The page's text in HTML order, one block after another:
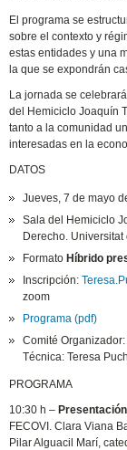
El programa se
sobre el contexto y
estas entidades y una
la que se expondrán
La jornada se
del Hemiciclo Joaquín
tanto a la comunidad
interesadas en la
DATOS
Jueves, 7 de mayo
Sala del Hemiciclo
Derecho.
Formato Híbrido
Inscripción:
zoom
Programa (pdf)
Comité
Técnica: Teresa
PROGRAMA
10:30 h –
FECOVI. Clara Viana
Pilar Alguacil Marí,